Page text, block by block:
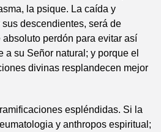
la psique. La caída y
descendientes, será de
perdón para evitar así
a su Señor natural; y porque el
divinas resplandecen mejor
espléndidas. Si la
y anthropos espiritual;